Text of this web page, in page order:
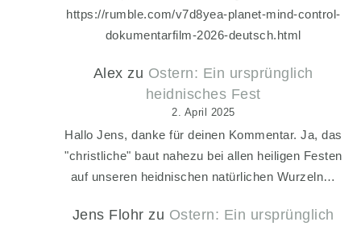
https://rumble.com/v7d8yea-planet-mind-control-
dokumentarfilm-2026-deutsch.html
Alex zu Ostern: Ein ursprünglich
heidnisches Fest
2. April 2025
Hallo Jens, danke für deinen Kommentar. Ja, das
"christliche" baut nahezu bei allen heiligen Festen
auf unseren heidnischen natürlichen Wurzeln…
Jens Flohr zu Ostern: Ein ursprünglich